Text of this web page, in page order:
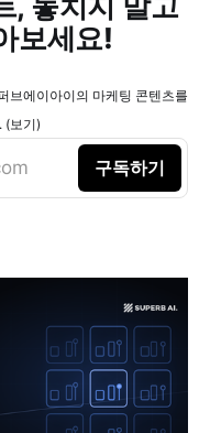
보세요!
브에이아이의 마케팅 콘텐츠를
(보기)
구독하기